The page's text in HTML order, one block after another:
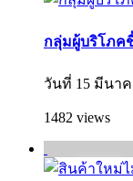
กลุ่มผู้บริโภค
วันที่ 15 มีนา
1482 views